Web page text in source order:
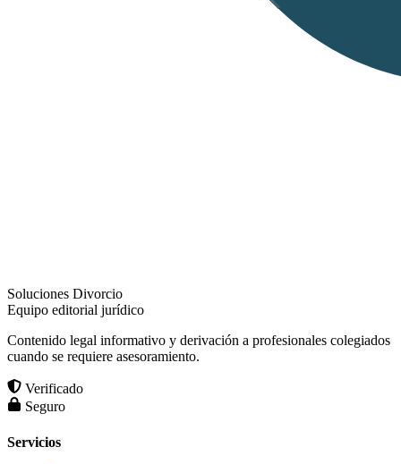
Soluciones Divorcio
Equipo editorial jurídico
Contenido legal informativo y derivación a profesionales colegiados
cuando se requiere asesoramiento.
Verificado
Seguro
Servicios